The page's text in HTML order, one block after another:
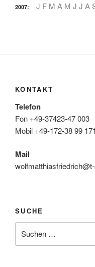
2007: J F M A M J J A
KONTAKT
Telefon
Fon +49-37423-47 003
Mobil +49-172-38 99 171
Mail
SUCHE
nach: